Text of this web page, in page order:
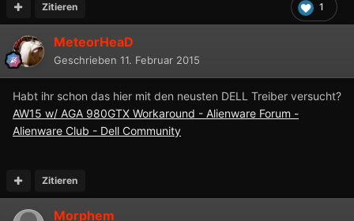
1
Zitieren
MeteorHeaD
Geschrieben 11. Februar 2015
Habt ihr schon das hier mit den neusten DELL Treiber versucht?
AW15 w/ AGA 980GTX Workaround - Alienware Forum -
Alienware Club - Dell Community
Zitieren
Morphem